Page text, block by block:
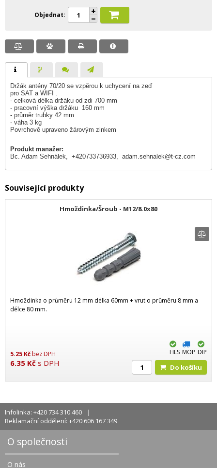
Objednat
Držák antény 70/20 se vzpěrou k uchycení na zeď
pro SAT a WIFI .
- celková délka držáku od zdi 700 mm
- pracovní výška držáku 160 mm
- průměr trubky 42 mm
- váha 3 kg
Povrchově upraveno žárovým zinkem
Produkt manažer:
Bc. Adam Sehnálek, +420733736933, adam.sehnalek@t-cz.com
Související produkty
Hmoždinka/Šroub - M12/8.0x80
Hmoždinka o průměru 12 mm délka 60mm + vrut o průměru 8 mm a
délce 80 mm.
5.25 Kčbez DPH
6.35 Kč s DPH
HLS MOP DIP
Do košíku
Infolinka: +420 734 310 460
Reklamační oddělení: +420 606 167 349
O společnosti
O nás